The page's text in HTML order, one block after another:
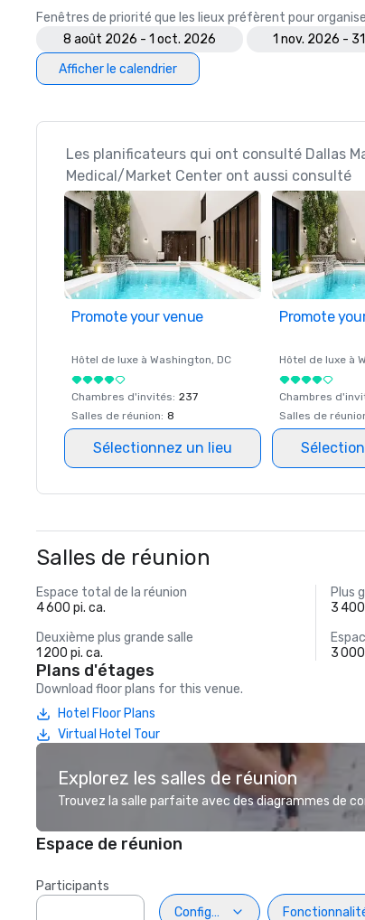
Fenêtres de priorité que les lieux préfèrent pour
8 août 2026 - 1 oct. 2026
1 nov. 2026 -
Afficher le calendrier
Les planificateurs qui ont consulté Dallas
Medical/Market Center ont aussi consulté
Promote your venue
Hôtel de luxe à Washington, DC
Chambres d'invités: 237
Salles de réunion: 8
Sélectionnez un lieu
Promote
Hôtel de luxe à
Chambres
Salles de
Salles de réunion
Espace total de la réunion
4 600 pi. ca.
Plus
3
Deuxième plus grande salle
1 200 pi. ca.
3
Plans d'étages
Download floor plans for this venue.
Hotel Floor Plans
Virtual Hotel Tour
Explorez les salles de réunion
Trouvez la salle parfaite avec des diagrammes de
Espace de réunion
Participants
Configuration